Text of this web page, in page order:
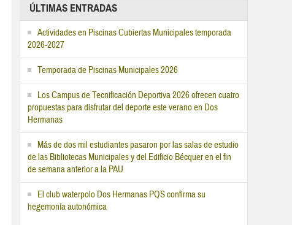
ÚLTIMAS ENTRADAS
Actividades en Piscinas Cubiertas Municipales temporada
2026-2027
Temporada de Piscinas Municipales 2026
Los Campus de Tecnificación Deportiva 2026 ofrecen cuatro
propuestas para disfrutar del deporte este verano en Dos
Hermanas
Más de dos mil estudiantes pasaron por las salas de estudio
de las Bibliotecas Municipales y del Edificio Bécquer en el fin
de semana anterior a la PAU
El club waterpolo Dos Hermanas PQS confirma su
hegemonía autonómica